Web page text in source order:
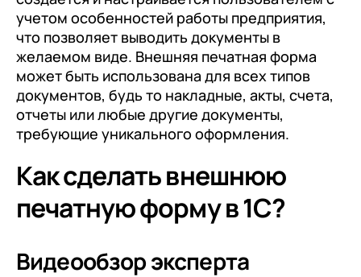
учетом особенностей работы предприятия,
что позволяет выводить документы в
желаемом виде. Внешняя печатная форма
может быть использована для всех типов
документов, будь то накладные, акты, счета,
отчеты или любые другие документы,
требующие уникального оформления.
Как сделать внешнюю
печатную форму в 1С?
Видеообзор эксперта